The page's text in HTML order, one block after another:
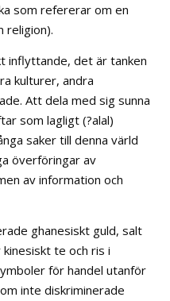
som refererar om en
religion).
inflyttande, det är tanken
kulturer, andra
Att dela med sig sunna
som lagligt (?alal)
saker till denna värld
överföringar av
av information och
ghanesiskt guld, salt
te och ris i
för handel utanför
inte diskriminerade